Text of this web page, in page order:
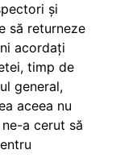
și
să returneze
acordați
timp de
general,
aceea nu
a cerut să